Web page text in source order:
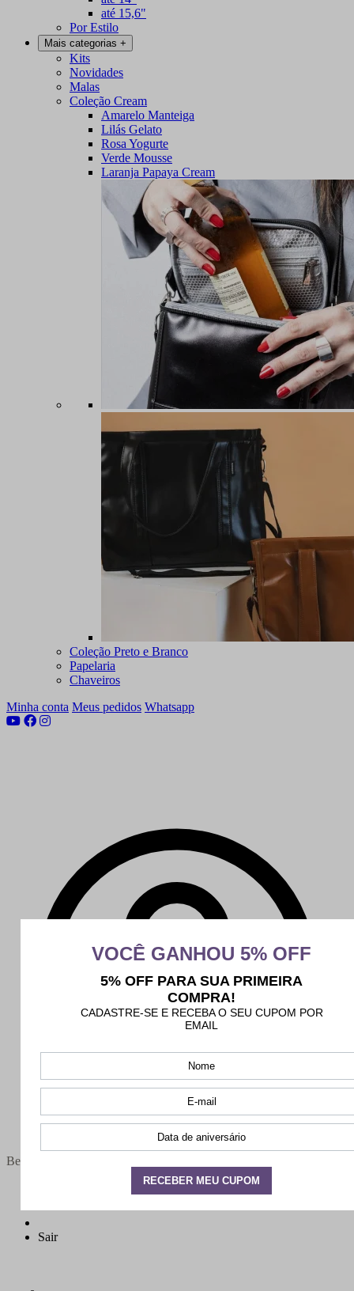
até 15,6"
Por Estilo
Mais categorias +
Kits
Novidades
Malas
Coleção Cream
Amarelo Manteiga
Lilás Gelato
Rosa Yogurte
Verde Mousse
Laranja Papaya Cream
Coleção Preto e Branco
Papelaria
Chaveiros
Minha conta Meus pedidos Whatsapp
Bem-vindo(a),
Sair